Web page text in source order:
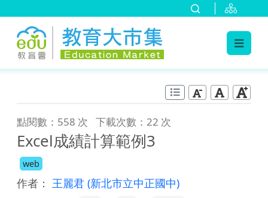
點閱數：558 次 下載次數：22 次
Excel成績計算範例3
web
作者： 王麗君 (新北市立中正國中)